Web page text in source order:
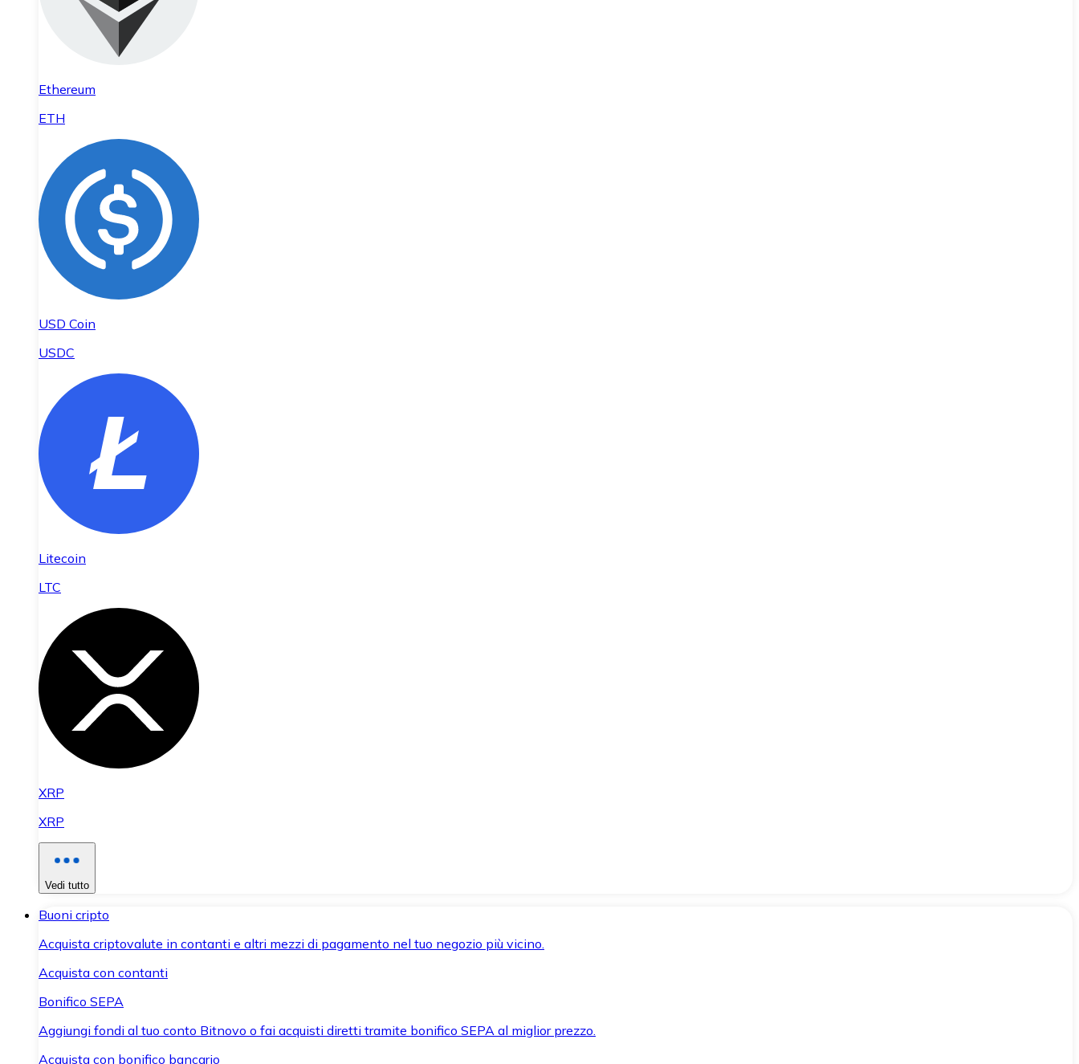
Ethereum
ETH
USD Coin
USDC
Litecoin
LTC
XRP
XRP
Vedi tutto
Buoni cripto
Acquista criptovalute in contanti e altri mezzi di pagamento nel tuo negozio più vicino.
Acquista con contanti
Bonifico SEPA
Aggiungi fondi al tuo conto Bitnovo o fai acquisti diretti tramite bonifico SEPA al miglior prezzo.
Acquista con bonifico bancario